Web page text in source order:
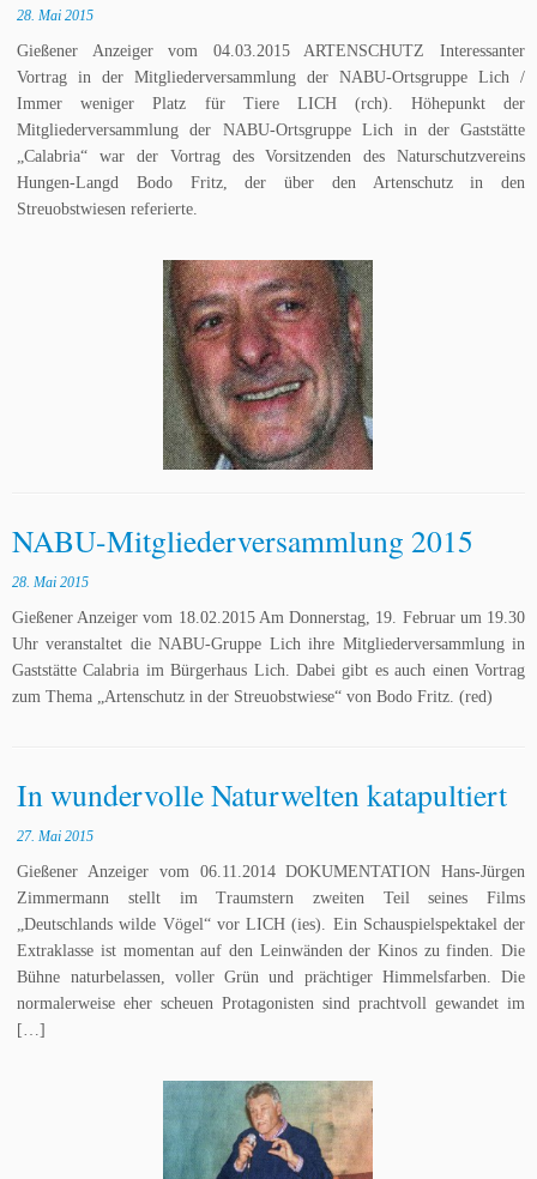
28. Mai 2015
Gießener Anzeiger vom 04.03.2015 ARTENSCHUTZ Interessanter
Vortrag in der Mitgliederversammlung der NABU-Ortsgruppe Lich /
Immer weniger Platz für Tiere LICH (rch). Höhepunkt der
Mitgliederversammlung der NABU-Ortsgruppe Lich in der Gaststätte
„Calabria“ war der Vortrag des Vorsitzenden des Naturschutzvereins
Hungen-Langd Bodo Fritz, der über den Artenschutz in den
Streuobstwiesen referierte.
NABU-Mitgliederversammlung 2015
28. Mai 2015
Gießener Anzeiger vom 18.02.2015 Am Donnerstag, 19. Februar um 19.30
Uhr veranstaltet die NABU-Gruppe Lich ihre Mitgliederversammlung in
Gaststätte Calabria im Bürgerhaus Lich. Dabei gibt es auch einen Vortrag
zum Thema „Artenschutz in der Streuobstwiese“ von Bodo Fritz. (red)
In wundervolle Naturwelten katapultiert
27. Mai 2015
Gießener Anzeiger vom 06.11.2014 DOKUMENTATION Hans-Jürgen
Zimmermann stellt im Traumstern zweiten Teil seines Films
„Deutschlands wilde Vögel“ vor LICH (ies). Ein Schauspielspektakel der
Extraklasse ist momentan auf den Leinwänden der Kinos zu finden. Die
Bühne naturbelassen, voller Grün und prächtiger Himmelsfarben. Die
normalerweise eher scheuen Protagonisten sind prachtvoll gewandet im
[…]